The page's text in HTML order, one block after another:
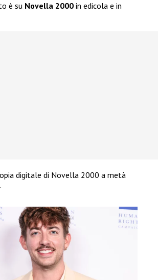
è su Novella 2000 in edicola e in
digitale di Novella 2000 a metà
.